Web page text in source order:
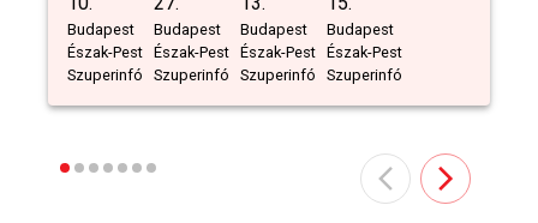
Budapest
Észak-Pest
Szuperinfó
Budapest
Észak-Pest
Szuperinfó
Budapest
Észak-Pest
Szuperinfó
Budapest
Észak-Pest
Szuperinfó